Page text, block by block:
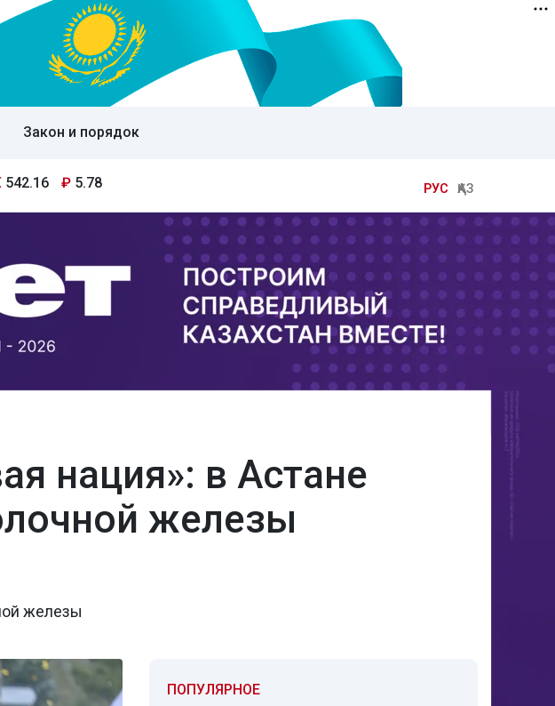
Закон и порядок
542.16 ₽ 5.78 РУС ҚАЗ
нация»: в Астане
железы
железы
ПОПУЛЯРНОЕ